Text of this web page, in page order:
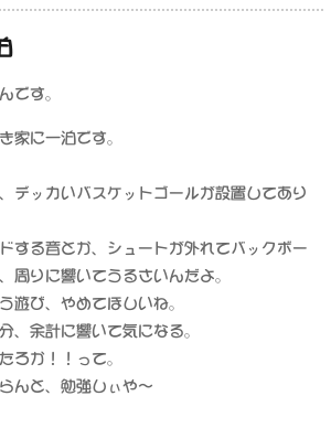
ゴ
し
です。
家に一泊です。
デッカいバスケットゴールが設置してあり
する音とか、シュートが外れてバックボー
周りに響いてうるさいんだよ。
遊び、やめてほしいね。
、余計に響いて気になる。
ろか！！って。
んと、勉強しぃや〜